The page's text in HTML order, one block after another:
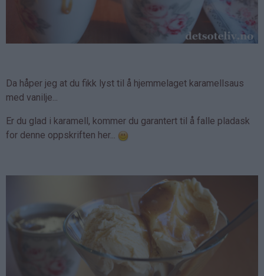
Da håper jeg at du fikk lyst til å hjemmelaget karamellsaus
med vanilje...
Er du glad i karamell, kommer du garantert til å falle pladask
for denne oppskriften her...